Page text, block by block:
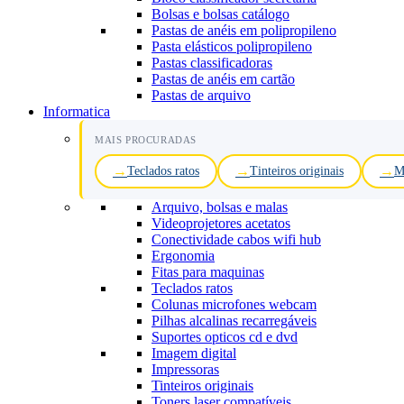
Bolsas e bolsas catálogo
Pastas de anéis em polipropileno
Pasta elásticos polipropileno
Pastas classificadoras
Pastas de anéis em cartão
Pastas de arquivo
Informatica
MAIS PROCURADAS
Teclados ratos Tinteiros originais
Arquivo, bolsas e malas
Videoprojetores acetatos
Conectividade cabos wifi hub
Ergonomia
Fitas para maquinas
Teclados ratos
Colunas microfones webcam
Pilhas alcalinas recarregáveis
Suportes opticos cd e dvd
Imagem digital
Impressoras
Tinteiros originais